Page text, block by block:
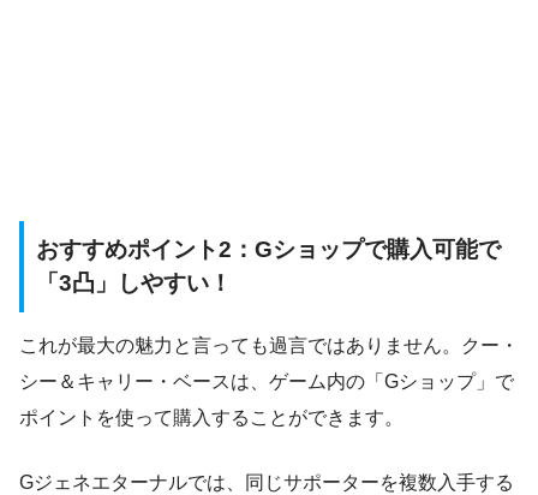
おすすめポイント2：Gショップで購入可能で
「3凸」しやすい！
これが最大の魅力と言っても過言ではありません。クー・
シー＆キャリー・ベースは、ゲーム内の「Gショップ」で
ポイントを使って購入することができます。
Gジェネエターナルでは、同じサポーターを複数入手する